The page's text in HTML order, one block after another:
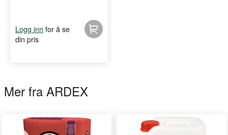
Logg inn for å se
din pris
Mer fra ARDEX